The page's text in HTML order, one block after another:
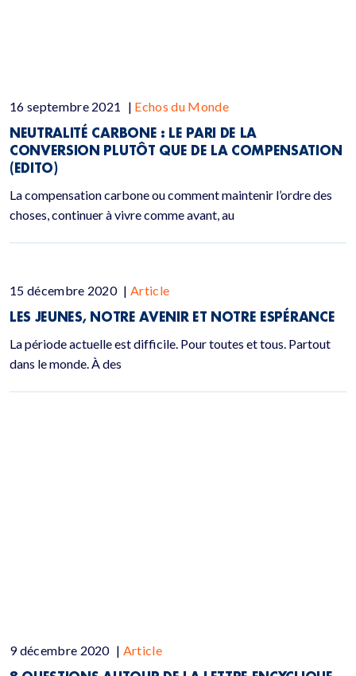
16 septembre 2021 | Echos du Monde
NEUTRALITÉ CARBONE : LE PARI DE LA
CONVERSION PLUTÔT QUE DE LA COMPENSATION
(EDITO)
La compensation carbone ou comment maintenir l’ordre des
choses, continuer à vivre comme avant, au
15 décembre 2020 | Article
LES JEUNES, NOTRE AVENIR ET NOTRE ESPÉRANCE
La période actuelle est difficile. Pour toutes et tous. Partout
dans le monde. À des
9 décembre 2020 | Article